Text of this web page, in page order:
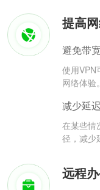
提高
避免带
使用VPN
网络体验。
减少延迟
在某些情
径，减少
远程